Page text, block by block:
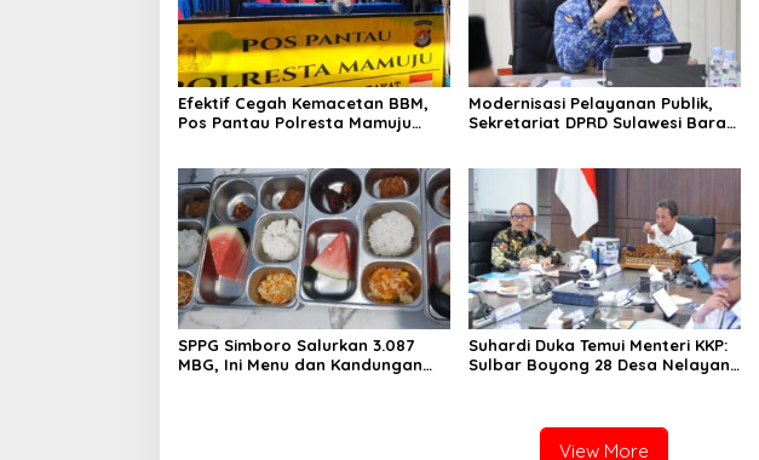
Efektif Cegah Kemacetan BBM,
Pos Pantau Polresta Mamuju
Modernisasi Pelayanan Publik,
Sekretariat DPRD Sulawesi Barat
SPPG Simboro Salurkan 3.087
MBG, Ini Menu dan Kandungan
Suhardi Duka Temui Menteri KKP:
Sulbar Boyong 28 Desa Nelayan
View More